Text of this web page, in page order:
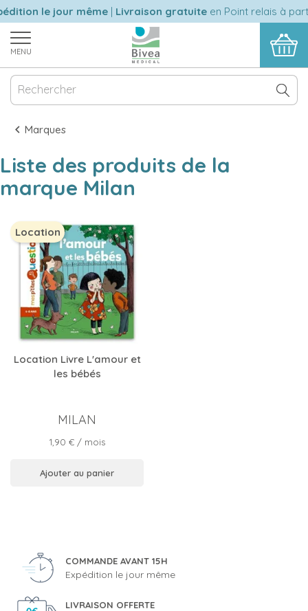
le jour même| Livraison gratuiteen Point relais à
MENU
Marques
Liste des produits de la
marque Milan
Location Livre L'amour et
les bébés
MILAN
Prix
1,90 €/ mois
Ajouter au panier
Location
COMMANDE AVANT 15H
Expédition le jour même
LIVRAISON OFFERTE